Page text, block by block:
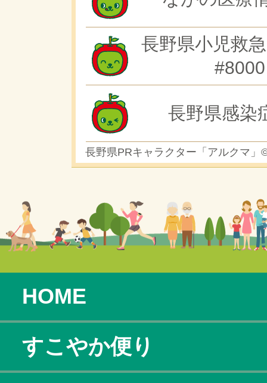
長野県小児救
#8000
長野県感染
長野県PRキャラクター「アルクマ」
HOME
すこやか便り